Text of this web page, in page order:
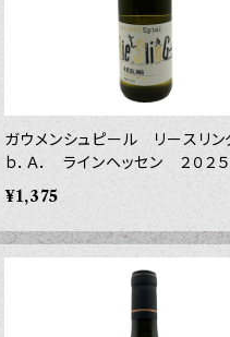
ガウメンシュピール リースリン
ｂ．Ａ． ラインヘッセン ２０２
５０ｍｌ
¥1,375